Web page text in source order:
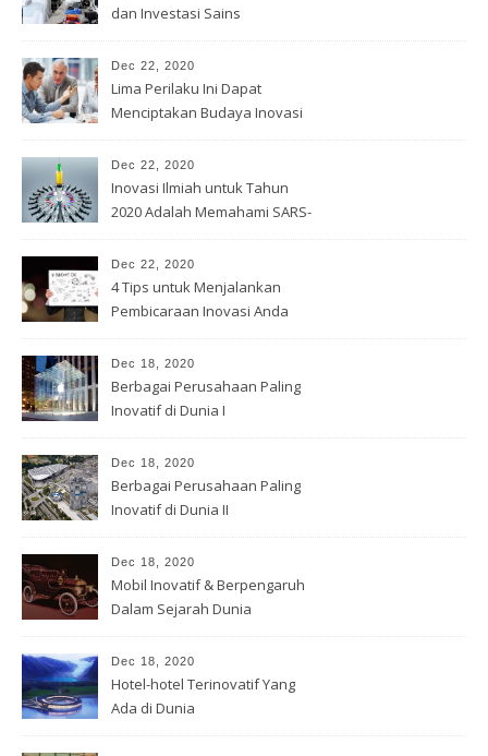
dan Investasi Sains
Dec 22, 2020
Lima Perilaku Ini Dapat
Menciptakan Budaya Inovasi
Dec 22, 2020
Inovasi Ilmiah untuk Tahun
2020 Adalah Memahami SARS-
Dec 22, 2020
4 Tips untuk Menjalankan
Pembicaraan Inovasi Anda
Dec 18, 2020
Berbagai Perusahaan Paling
Inovatif di Dunia I
Dec 18, 2020
Berbagai Perusahaan Paling
Inovatif di Dunia II
Dec 18, 2020
Mobil Inovatif & Berpengaruh
Dalam Sejarah Dunia
Dec 18, 2020
Hotel-hotel Terinovatif Yang
Ada di Dunia